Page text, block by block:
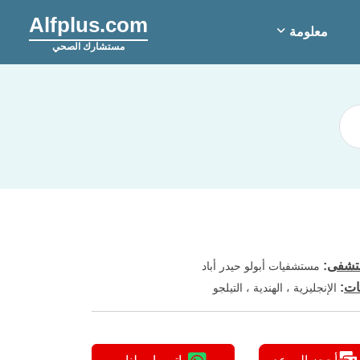
Alfplus.com
مستشارك الصحي
معلومة
: مستشفيات أبولو حيدر أباد
: الإنجليزية ، الهندية ، التيلجو